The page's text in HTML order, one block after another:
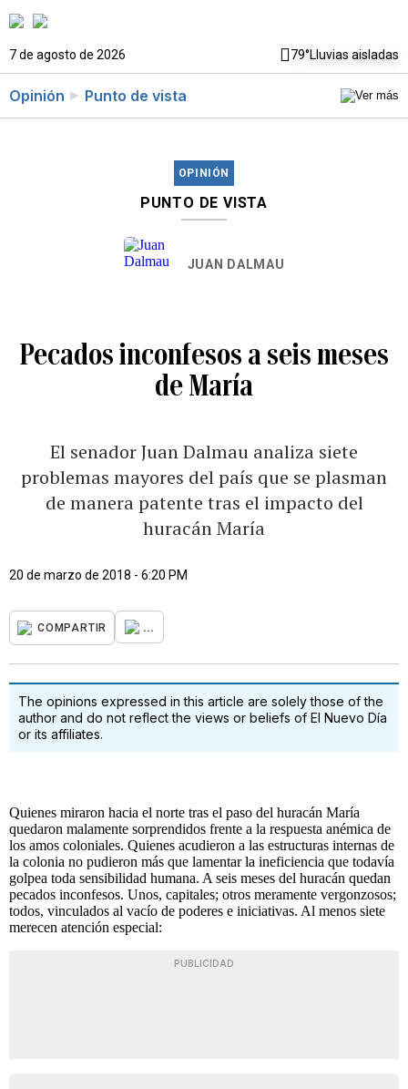
7 de agosto de 2026 79°Lluvias aisladas
Opinión Punto de vista
OPINIÓN
PUNTO DE VISTA
JUAN DALMAU
Pecados inconfesos a seis meses
de María
El senador Juan Dalmau analiza siete
problemas mayores del país que se plasman
de manera patente tras el impacto del
huracán María
20 de marzo de 2018 - 6:20 PM
COMPARTIR ...
The opinions expressed in this article are solely those of the
author and do not reflect the views or beliefs of El Nuevo Día
or its affiliates.
Quienes miraron hacia el norte tras el paso del huracán María
quedaron malamente sorprendidos frente a la respuesta anémica de
los amos coloniales. Quienes acudieron a las estructuras internas de
la colonia no pudieron más que lamentar la ineficiencia que todavía
golpea toda sensibilidad humana. A seis meses del huracán quedan
pecados inconfesos. Unos, capitales; otros meramente vergonzosos;
todos, vinculados al vacío de poderes e iniciativas. Al menos siete
merecen atención especial:
PUBLICIDAD